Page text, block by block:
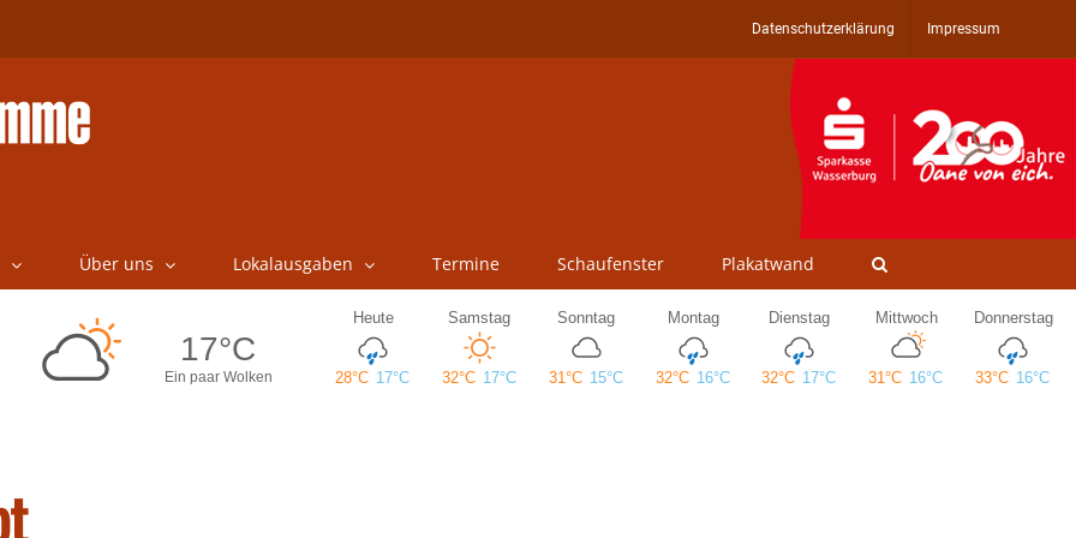
Datenschutzerklärung Impressum
Über uns Lokalausgaben Termine Schaufenster Plakatwand